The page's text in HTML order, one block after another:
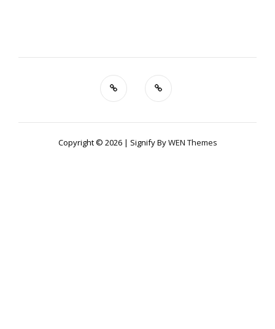
Copyright © 2026 | Signify ByWEN Themes